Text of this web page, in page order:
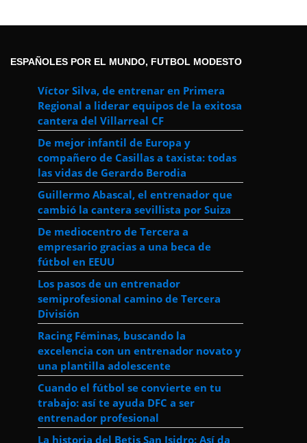
ESPAÑOLES POR EL MUNDO, FUTBOL MODESTO
Víctor Silva, de entrenar en Primera
Regional a liderar equipos de la exitosa
cantera del Villarreal CF
De mejor infantil de Europa y
compañero de Casillas a taxista: todas
las vidas de Gerardo Berodia
Guillermo Abascal, el entrenador que
cambió la cantera sevillista por Suiza
De mediocentro de Tercera a
empresario gracias a una beca de
fútbol en EEUU
Los pasos de un entrenador
semiprofesional camino de Tercera
División
Racing Féminas, buscando la
excelencia con un entrenador novato y
una plantilla adolescente
Cuando el fútbol se convierte en tu
trabajo: así te ayuda DFC a ser
entrenador profesional
La historia del Betis San Isidro: Así da